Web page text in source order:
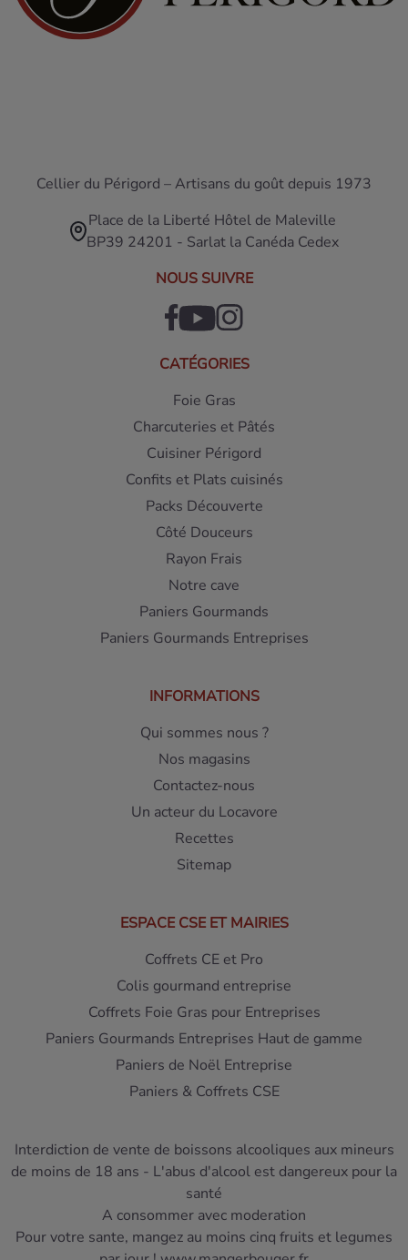
Cellier du Périgord – Artisans du goût depuis 1973
Place de la Liberté Hôtel de Maleville
BP39 24201 - Sarlat la Canéda Cedex
NOUS SUIVRE
CATÉGORIES
Foie Gras
Charcuteries et Pâtés
Cuisiner Périgord
Confits et Plats cuisinés
Packs Découverte
Côté Douceurs
Rayon Frais
Notre cave
Paniers Gourmands
Paniers Gourmands Entreprises
INFORMATIONS
Qui sommes nous ?
Nos magasins
Contactez-nous
Un acteur du Locavore
Recettes
Sitemap
ESPACE CSE ET MAIRIES
Coffrets CE et Pro
Colis gourmand entreprise
Coffrets Foie Gras pour Entreprises
Paniers Gourmands Entreprises Haut de gamme
Paniers de Noël Entreprise
Paniers & Coffrets CSE
Interdiction de vente de boissons alcooliques aux mineurs
de moins de 18 ans - L'abus d'alcool est dangereux pour la
santé
A consommer avec moderation
Pour votre sante, mangez au moins cinq fruits et legumes